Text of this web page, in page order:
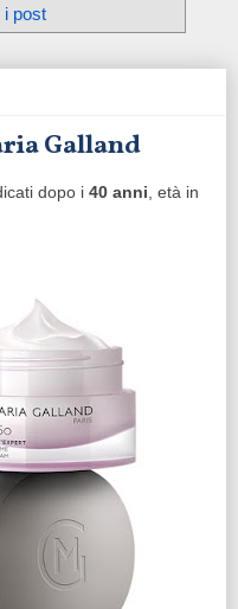
i post
Galland
dopo i 40 anni, età in